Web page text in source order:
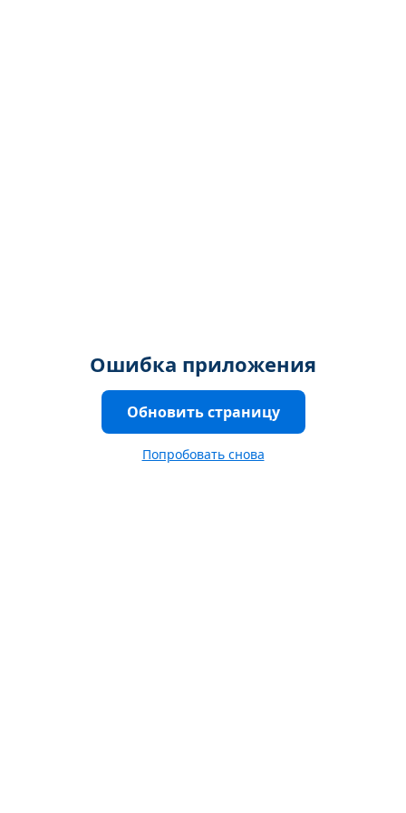
Ошибка приложения
Обновить страницу
Попробовать снова